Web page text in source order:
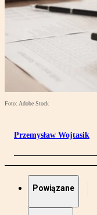
Foto: Adobe Stock
Przemysław Wojtasik
Powiązane